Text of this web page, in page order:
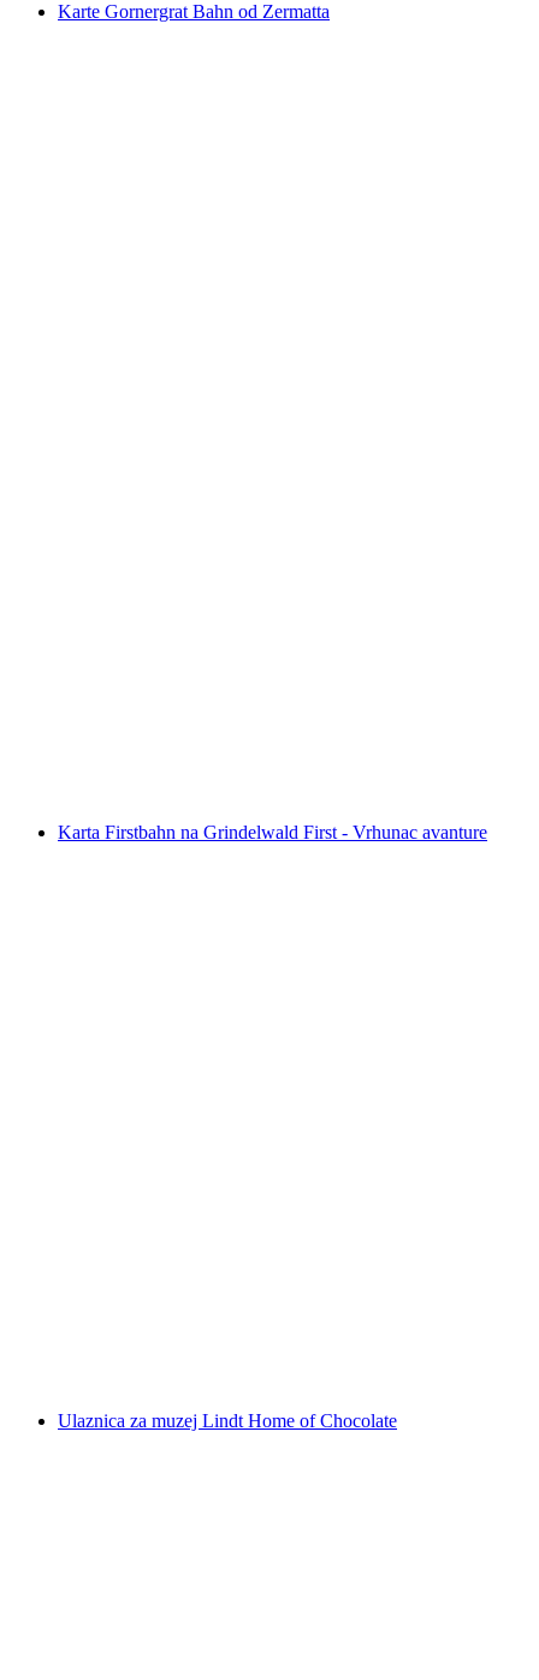
Karte Gornergrat Bahn od Zermatta
Karta Firstbahn na Grindelwald First - Vrhunac avanture
Ulaznica za muzej Lindt Home of Chocolate